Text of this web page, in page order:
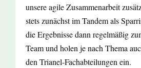
unsere agile Zusammenarbeit
stets zunächst im Tandem als
die Ergebnisse dann regelmäßig
Team und holen je nach Thema
den Trianel-Fachabteilungen ein.